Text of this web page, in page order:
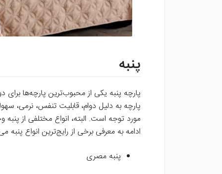
پنبه
پارچه پنبه یکی از محبوب‌ترین پارچه‌ها
پارچه به دلیل دوام، قابلیت تنفس، نرمی،
مورد توجه است. البته، انواع مختلفی از
ادامه به معرفی برخی از رایج‌ترین انواع پنبه
پنبه مصری